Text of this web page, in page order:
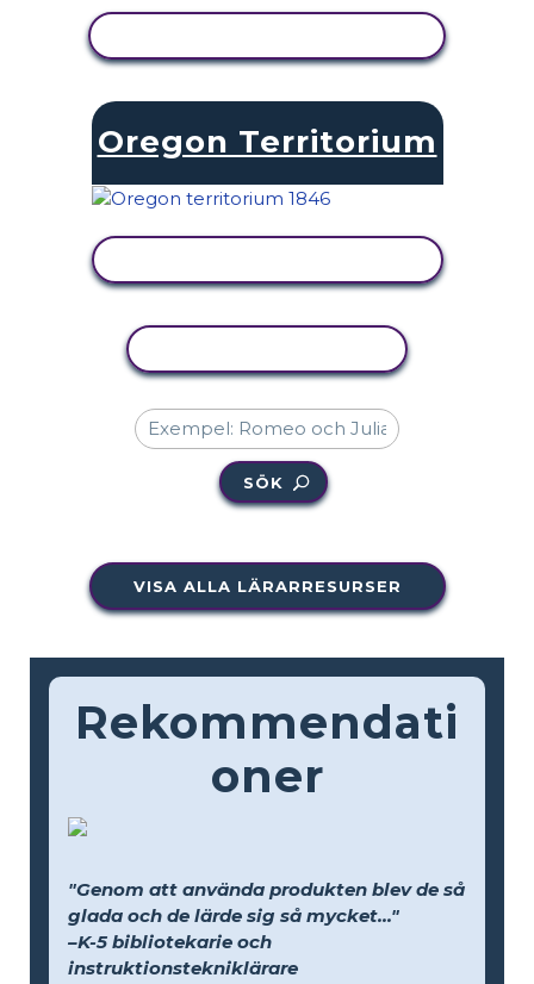
Oregon Territorium
SÖK
VISA ALLA LÄRARRESURSER
Rekommendati
oner
"Genom att använda produkten blev de så
glada och de lärde sig så mycket..."
–K-5 bibliotekarie och
instruktionstekniklärare